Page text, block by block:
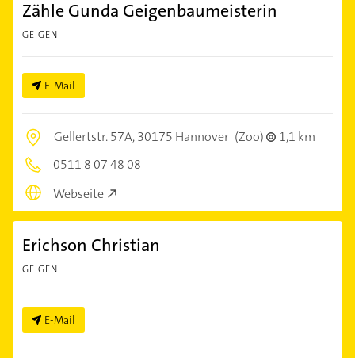
Zähle Gunda Geigenbaumeisterin
GEIGEN
E-Mail
Gellertstr. 57A,30175 Hannover (Zoo)
1,1 km
0511 8 07 48 08
Webseite
Erichson Christian
GEIGEN
E-Mail